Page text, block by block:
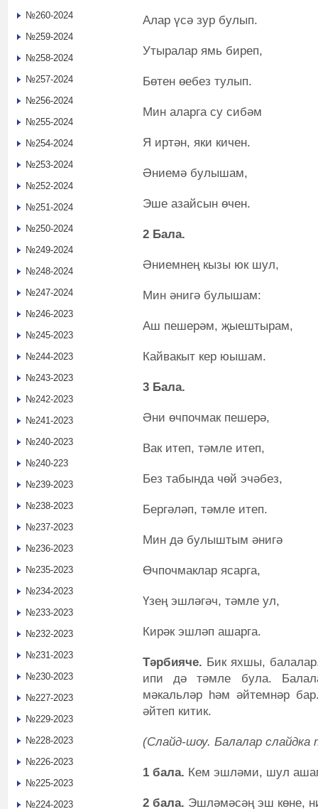
Алар үсә зур булып.
Утыралар ямь биреп,
Бөтен өебез тулып.
Мин аларга су сибәм
Я иртән, яки кичен.
Әниемә булышам,
Эше азайсын өчен.
2 Бала.
Әниемнең кызы юк шул,
Мин әнигә булышам:
Аш пешерәм, җыештырам,
Кайвакыт кер юышам.
3 Бала.
Әни өчпочмак пешерә,
Вак итеп, тәмле итеп,
Без табында чөй эчәбез,
Бергәләп, тәмле итеп.
Мин дә булыштым әнигә
Өчпочмаклар ясарга,
Үзең эшләгәч, тәмле ул,
Кирәк эшләп ашарга.
Тәрбияче. Бик яхшы,
ипи дә тәмле була.
мәкальләр һәм әйтемнәр
әйтеп китик.
(Слайд-шоу. Балалар слайдка
1 бала. Кем эшләми, шул
2 бала. Эшләмәсәң эш көне,
№260-2024
№259-2024
№258-2024
№257-2024
№256-2024
№255-2024
№254-2024
№253-2024
№252-2024
№251-2024
№250-2024
№249-2024
№248-2024
№247-2024
№246-2023
№245-2023
№244-2023
№243-2023
№242-2023
№241-2023
№240-2023
№240-223
№239-2023
№238-2023
№237-2023
№236-2023
№235-2023
№234-2023
№233-2023
№232-2023
№231-2023
№230-2023
№227-2023
№229-2023
№228-2023
№226-2023
№225-2023
№224-2023